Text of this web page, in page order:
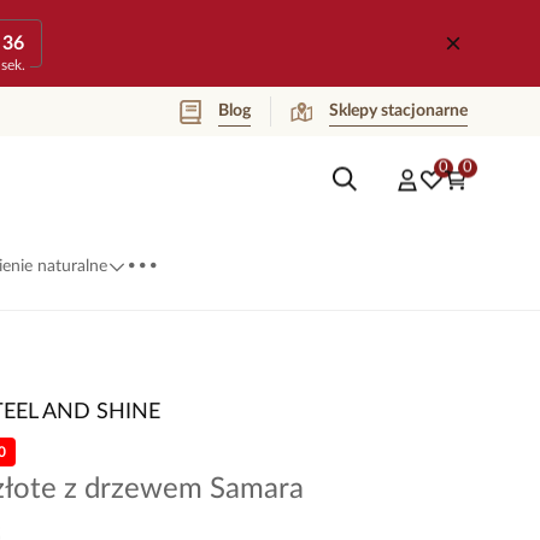
36
sek.
Blog Sklepy stacjonarne
0 0
naturalne ...
AND SHINE
z drzewem Samara